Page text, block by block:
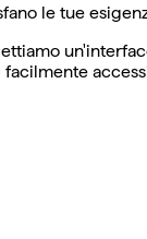
le tue